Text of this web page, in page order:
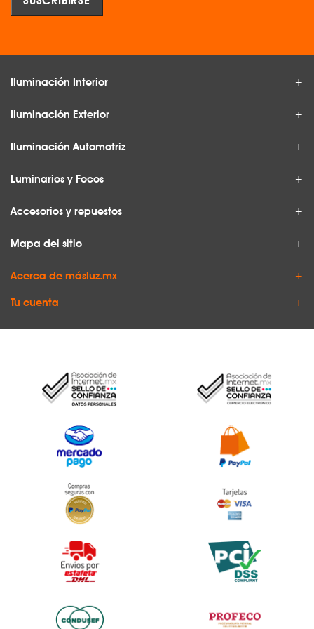
Iluminación Interior
Iluminación Exterior
Iluminación Automotriz
Luminarios y Focos
Accesorios y repuestos
Mapa del sitio
Acerca de másluz.mx
Tu cuenta